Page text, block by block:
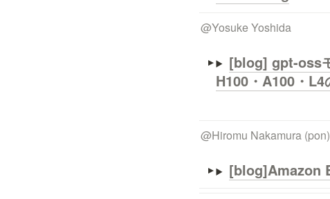
@Yosuke Yoshida
[blog] gpt-oss
H100・A100・L4
@Hiromu Nakamura (pon)
[blog]Amazon